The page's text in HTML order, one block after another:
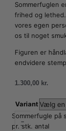
Sommerfuglen
frihed og
vores egen
os til noget
Figuren er
endvidere
1.300,00 kr.
Variant
-
Sommerfugle på
pr. stk. antal